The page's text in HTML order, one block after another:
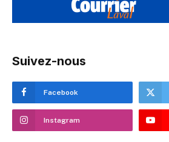
Suivez-nous
Facebook
Instagram